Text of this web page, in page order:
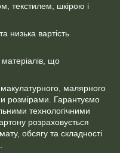
текстилем, шкірою і
низька вартість
матеріалів, що
малярного
розмірами. Гарантуємо
технологічними
розраховується
обсягу та складності